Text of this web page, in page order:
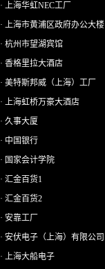
· 上海华虹NEC工厂
· 上海市黄浦区政府办公大楼
· 杭州市望湖宾馆
· 香格里拉大酒店
· 美特斯邦威（上海）工厂
· 上海虹桥万豪大酒店
· 久事大厦
· 中国银行
· 国家会计学院
· 汇金百货1
· 汇金百货2
· 安靠工厂
· 安伏电子（上海）有限公司
· 上海大船电子